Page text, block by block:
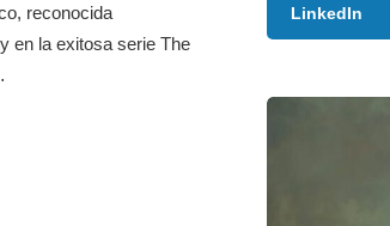
reconocida
en la exitosa serie The
LinkedIn